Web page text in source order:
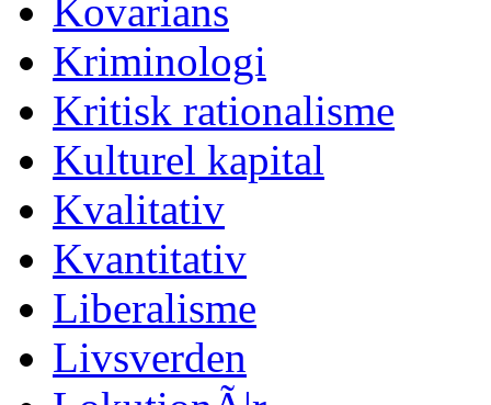
Kovarians
Kriminologi
Kritisk rationalisme
Kulturel kapital
Kvalitativ
Kvantitativ
Liberalisme
Livsverden